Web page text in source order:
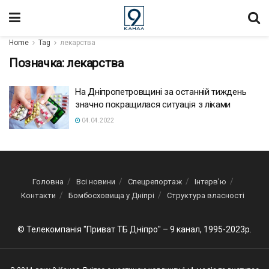
Home Tag лекарства
Позначка:лекарства
На Дніпропетровщині за останній тиждень
значно покращилася ситуація з ліками
04.04.2022
Головна Всі новини Спецрепортаж
Інтерв’ю
Контакти
Бомбосховища у Дніпрі Структура власності
© Телекомпанія "Приват ТБ Дніпро" – 9 канал, 1995-2023р.